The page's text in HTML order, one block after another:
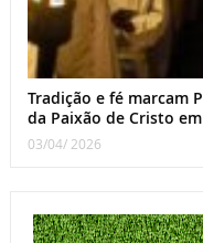
Tradição e fé marcam
da Paixão de Cristo
03/04/ 2026